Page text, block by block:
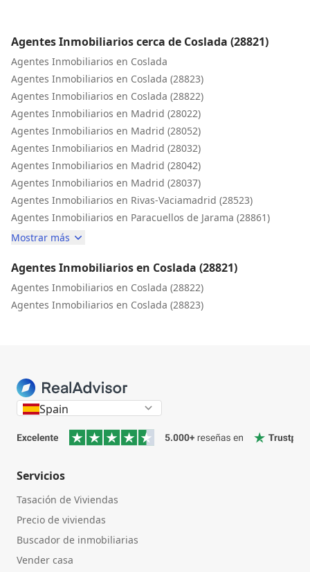
Agentes Inmobiliarios cerca de Coslada (28821)
Agentes Inmobiliarios en Coslada
Agentes Inmobiliarios en Coslada (28823)
Agentes Inmobiliarios en Coslada (28822)
Agentes Inmobiliarios en Madrid (28022)
Agentes Inmobiliarios en Madrid (28052)
Agentes Inmobiliarios en Madrid (28032)
Agentes Inmobiliarios en Madrid (28042)
Agentes Inmobiliarios en Madrid (28037)
Agentes Inmobiliarios en Rivas-Vaciamadrid (28523)
Agentes Inmobiliarios en Paracuellos de Jarama (28861)
Mostrar más
Agentes Inmobiliarios en Coslada (28821)
Agentes Inmobiliarios en Coslada (28822)
Agentes Inmobiliarios en Coslada (28823)
Spain
Servicios
Tasación de Viviendas
Precio de viviendas
Buscador de inmobiliarias
Vender casa